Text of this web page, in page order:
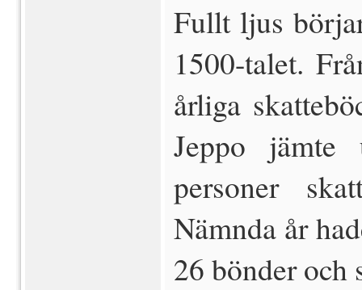
Fullt ljus
1500-talet.
årliga
Jeppo
personer
Nämnda år
26 bönder och